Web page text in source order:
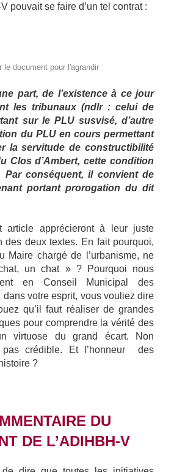
pouvait se faire d’un tel contrat :
le document pour l'agrandir
part, de l’existence à ce jour
les tribunaux (ndlr : celui de
sur le PLU susvisé, d’autre
du PLU en cours permettant
la servitude de constructibilité
Clos d’Ambert, cette condition
Par conséquent, il convient de
portant prorogation du dit
article apprécieront à leur juste
des deux textes. En fait pourquoi,
Maire chargé de l’urbanisme, ne
un chat » ? Pourquoi nous
en Conseil Municipal des
dans votre esprit, vous vouliez dire
qu’il faut réaliser de grandes
pour comprendre la vérité des
virtuose du grand écart. Non
pas crédible. Et l’honneur des
?
DU
DE L’ADIHBH-V